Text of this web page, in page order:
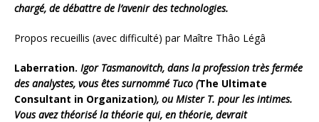
chargé, de débattre de l’avenir des technologies.
Propos recueillis (avec difficulté) par Maître Thâo Légâ
Laberration. Igor Tasmanovitch, dans la profession très fermée
des analystes, vous êtes surnommé Tuco (The Ultimate
Consultant in Organization), ou Mister T. pour les intimes.
Vous avez théorisé la théorie qui, en théorie, devrait